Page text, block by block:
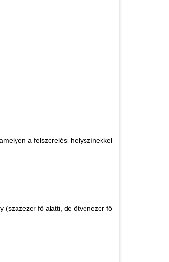
a felszerelési helyszínekkel
(százezer fő alatti, de ötvenezer fő